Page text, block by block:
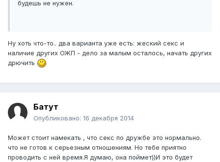
будешь не нужен.
Ну хоть что-то.. два варианта уже есть: жеский секс и
наличие других ОЖП - дело за малым осталось, начать других
дрючить
Батут
Опубликовано: 16 декабря 2014
Может стоит намекать , что секс по дружбе это нормально.
что не готов к серьезным отношениям. Но тебе приятно
проводить с ней время.Я думаю, она поймет))И это будет